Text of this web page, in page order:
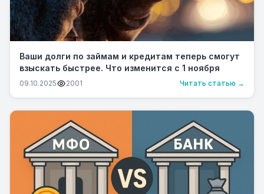
Ваши долги по займам и кредитам теперь смогут
взыскать быстрее. Что изменится с 1 ноября
09.10.2025 2001 Читать статью →